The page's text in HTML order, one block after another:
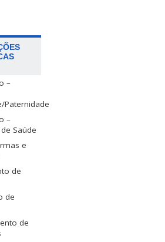
–
Paternidade
–
Saúde
e
de
de
de